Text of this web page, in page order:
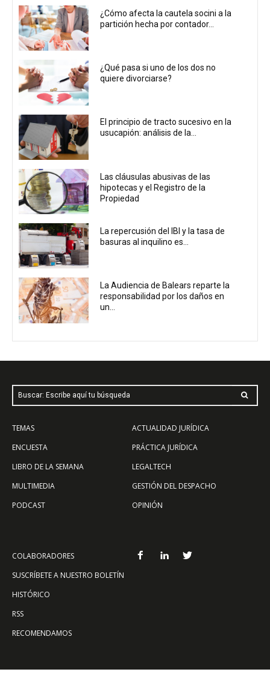
¿Cómo afecta la cautela socini a la
partición hecha por contador...
¿Qué pasa si uno de los dos no
quiere divorciarse?
El principio de tracto sucesivo en la
usucapión: análisis de la...
Las cláusulas abusivas de las
hipotecas y el Registro de la
Propiedad
La repercusión del IBI y la tasa de
basuras al inquilino es...
La Audiencia de Balears reparte la
responsabilidad por los daños en
un...
Buscar: Escribe aquí tu búsqueda
TEMAS
ENCUESTA
LIBRO DE LA SEMANA
MULTIMEDIA
PODCAST
ACTUALIDAD JURÍDICA
PRÁCTICA JURÍDICA
LEGALTECH
GESTIÓN DEL DESPACHO
OPINIÓN
COLABORADORES
SUSCRÍBETE A NUESTRO BOLETÍN
HISTÓRICO
RSS
RECOMENDAMOS